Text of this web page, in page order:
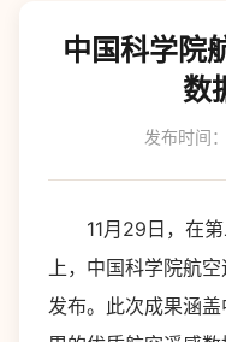
中国科学院
数
发布时间
11月29日，在第
上，中国科学院航
发布。此次成果涵